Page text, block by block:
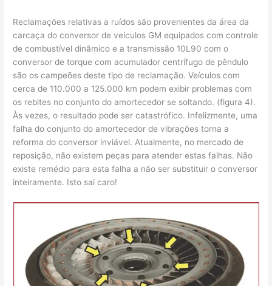
Reclamações relativas a ruídos são provenientes da área da
carcaça do conversor de veículos GM equipados com controle
de combustível dinâmico e a transmissão 10L90 com o
conversor de torque com acumulador centrífugo de pêndulo
são os campeões deste tipo de reclamação. Veículos com
cerca de 110.000 a 125.000 km podem exibir problemas com
os rebites no conjunto do amortecedor se soltando. (figura 4).
Às vezes, o resultado pode ser catastrófico. Infelizmente, uma
falha do conjunto do amortecedor de vibrações torna a
reforma do conversor inviável. Atualmente, no mercado de
reposição, não existem peças para atender estas falhas. Não
existe remédio para esta falha a não ser substituir o conversor
inteiramente. Isto sai caro!